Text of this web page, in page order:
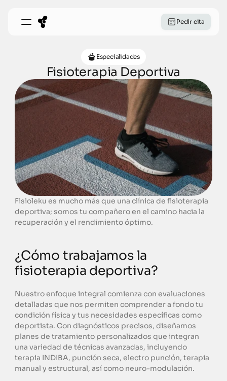
Pedir cita
Especialidades
Fisioterapia Deportiva
Fisioleku es mucho más que una clínica de fisioterapia
deportiva; somos tu compañero en el camino hacia la
recuperación y el rendimiento óptimo.
¿Cómo trabajamos la
fisioterapia deportiva?
Nuestro enfoque integral comienza con evaluaciones
detalladas que nos permiten comprender a fondo tu
condición física y tus necesidades específicas como
deportista. Con diagnósticos precisos, diseñamos
planes de tratamiento personalizados que integran
una variedad de técnicas avanzadas, incluyendo
terapia INDIBA, punción seca, electro punción, terapia
manual y estructural, así como neuro-modulación.